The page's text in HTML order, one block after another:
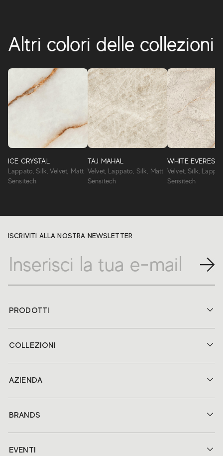
Altri colori delle collezioni
ICE CRYSTAL
Lappato, Silk, Velvet, Matt
Sensitech
TAJ MAHAL
Velvet, Lappato, Silk, Matt
Sensitech
WHITE EVEREST
Velvet, Silk,
Sensitech
ISCRIVITI ALLA NOSTRA NEWSLETTER
PRODOTTI
COLLEZIONI
AZIENDA
BRANDS
EVENTI